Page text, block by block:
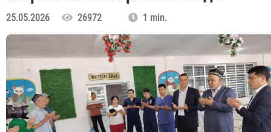
25.05.2026 26972 1 min.